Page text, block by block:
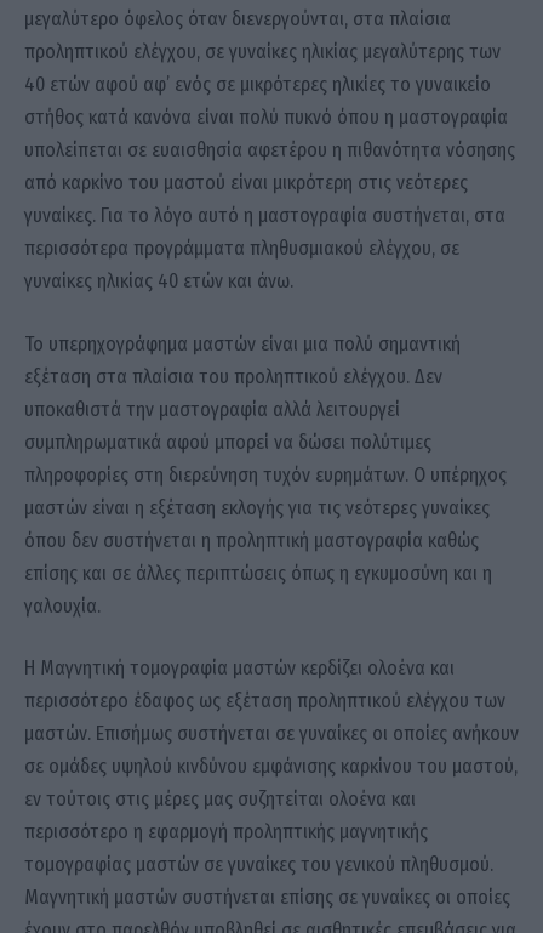
μεγαλύτερο όφελος όταν διενεργούνται, στα πλαίσια
προληπτικού ελέγχου, σε γυναίκες ηλικίας μεγαλύτερης των
40 ετών αφού αφ’ ενός σε μικρότερες ηλικίες το γυναικείο
στήθος κατά κανόνα είναι πολύ πυκνό όπου η μαστογραφία
υπολείπεται σε ευαισθησία αφετέρου η πιθανότητα νόσησης
από καρκίνο του μαστού είναι μικρότερη στις νεότερες
γυναίκες. Για το λόγο αυτό η μαστογραφία συστήνεται, στα
περισσότερα προγράμματα πληθυσμιακού ελέγχου, σε
γυναίκες ηλικίας 40 ετών και άνω.
Το υπερηχογράφημα μαστών είναι μια πολύ σημαντική
εξέταση στα πλαίσια του προληπτικού ελέγχου. Δεν
υποκαθιστά την μαστογραφία αλλά λειτουργεί
συμπληρωματικά αφού μπορεί να δώσει πολύτιμες
πληροφορίες στη διερεύνηση τυχόν ευρημάτων. Ο υπέρηχος
μαστών είναι η εξέταση εκλογής για τις νεότερες γυναίκες
όπου δεν συστήνεται η προληπτική μαστογραφία καθώς
επίσης και σε άλλες περιπτώσεις όπως η εγκυμοσύνη και η
γαλουχία.
Η Μαγνητική τομογραφία μαστών κερδίζει ολοένα και
περισσότερο έδαφος ως εξέταση προληπτικού ελέγχου των
μαστών. Επισήμως συστήνεται σε γυναίκες οι οποίες ανήκουν
σε ομάδες υψηλού κινδύνου εμφάνισης καρκίνου του μαστού,
εν τούτοις στις μέρες μας συζητείται ολοένα και
περισσότερο η εφαρμογή προληπτικής μαγνητικής
τομογραφίας μαστών σε γυναίκες του γενικού πληθυσμού.
Μαγνητική μαστών συστήνεται επίσης σε γυναίκες οι οποίες